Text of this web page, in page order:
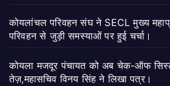
कोयलांचल परिवहन संघ ने SECL मुख्य
परिवहन से जुड़ी समस्याओं पर हुई चर्चा।
कोयला मजदूर पंचायत को अब चेक-ऑफ
तेज़,महासचिव विनय सिंह ने लिखा पत्र।